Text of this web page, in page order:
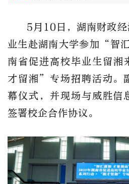
5 月 10日，湖南财政
业生赴湖南大学参加 “智
南省促进高校毕业生留
才留湘”专场招聘活动。
幕仪式，并现场与威胜信
签署校企合作协议。